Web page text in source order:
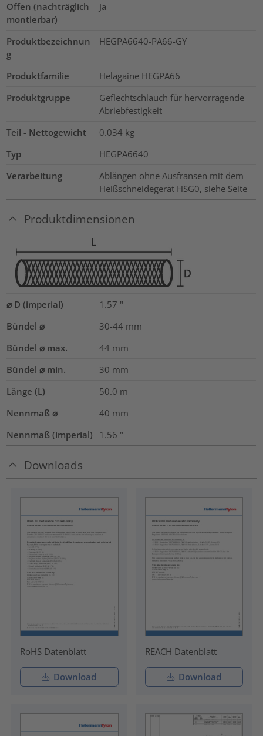
Offen (nachträglich
montierbar)
Ja
Produktbezeichnun
g
HEGPA6640-PA66-GY
Produktfamilie
Helagaine HEGPA66
Produktgruppe
Geflechtschlauch für hervorragende
Abriebfestigkeit
Teil - Nettogewicht
0.034 kg
Typ
HEGPA6640
Verarbeitung
Ablängen ohne Ausfransen mit dem
Heißschneidegerät HSG0, siehe Seite
Produktdimensionen
⌀ D (imperial) 1.57 "
Bündel ⌀
30-44 mm
Bündel ⌀ max.
44 mm
Bündel ⌀ min.
30 mm
Länge (L)
50.0 m
Nennmaß ⌀
40 mm
Nennmaß (imperial)
1.56 "
Downloads
RoHS Datenblatt
Download
REACH Datenblatt
Download